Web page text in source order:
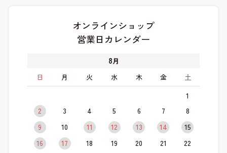
オンラインショップ
営業日カレンダー
8月
日
月 火 水 木 金 土
1
2
3 4 5 6 7
8
9
10 11 12 13 14
15
16
17 18 19 20 21
22